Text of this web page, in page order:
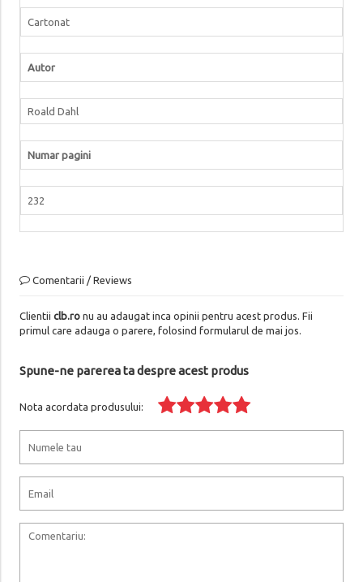
Cartonat
Autor
Roald Dahl
Numar pagini
232
Comentarii / Reviews
Clientii clb.ronu au adaugat inca opinii pentru acest produs. Fii
primul care adauga o parere, folosind formularul de mai jos.
Spune-ne parerea ta despre acest produs
Nota acordata produsului: